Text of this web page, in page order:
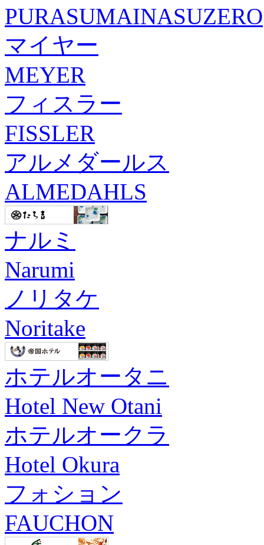
PURASUMAINASUZERO
マイヤー
MEYER
フィスラー
FISSLER
アルメダールス
ALMEDAHLS
ナルミ
Narumi
ノリタケ
Noritake
ホテルオータニ
Hotel New Otani
ホテルオークラ
Hotel Okura
フォション
FAUCHON